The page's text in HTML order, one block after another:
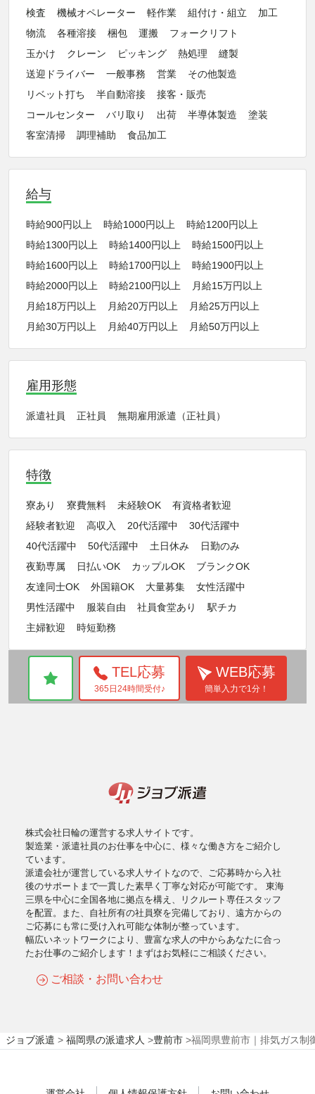
検査 機械オペレーター 軽作業 組付け・組立
加工
物流
各種溶接 梱包 運搬
フォークリフト
玉かけ
クレーン ピッキング 熱処理
縫製
送迎ドライバー
一般事務 営業
その他製造
リベット打ち
半自動溶接
接客・販売
コールセンター
バリ取り 出荷 半導体製造
塗装
客室清掃
調理補助 食品加工
給与
時給900円以上 時給1000円以上
時給1200円以上
時給1300円以上
時給1400円以上
時給1500円以上
時給1600円以上
時給1700円以上
時給1900円以上
時給2000円以上
時給2100円以上
月給15万円以上
月給18万円以上
月給20万円以上
月給25万円以上
月給30万円以上
月給40万円以上 月給50万円以上
雇用形態
派遣社員 正社員 無期雇用派遣（正社員）
特徴
寮あり 寮費無料 未経験OK
有資格者歓迎
経験者歓迎
高収入 20代活躍中
30代活躍中
40代活躍中
50代活躍中 土日休み
日勤のみ
夜勤専属
日払いOK カップルOK
ブランクOK
友達同士OK
外国籍OK 大量募集
女性活躍中
男性活躍中
服装自由 社員食堂あり
駅チカ
主婦歓迎
時短勤務
WEB応募
簡単入力で1分！
TEL応募
365日24時間受付♪
株式会社日輪の運営する求人サイトです。
製造業・派遣社員のお仕事を中心に、様々な働き方をご紹介し
ています。
派遣会社が運営している求人サイトなので、ご応募時から入社
後のサポートまで一貫した素早く丁寧な対応が可能です。 東海
三県を中心に全国各地に拠点を構え、リクルート専任スタッフ
を配置。また、自社所有の社員寮を完備しており、遠方からの
ご応募にも常に受け入れ可能な体制が整っています。
幅広いネットワークにより、豊富な求人の中からあなたに合っ
たお仕事のご紹介します！まずはお気軽にご相談ください。
ご相談・お問い合わせ
ジョブ派遣 > 福岡県の派遣求人 >豊前市 >福岡県豊前市｜排気ガス制